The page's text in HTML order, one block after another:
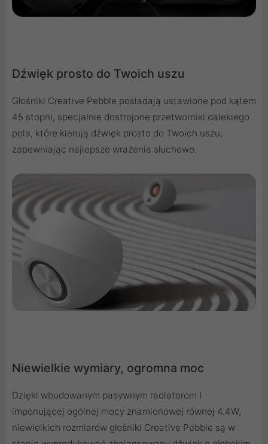
Dźwięk prosto do Twoich uszu
Głośniki Creative Pebble posiadają ustawione pod kątem
45 stopni, specjalnie dostrojone przetworniki dalekiego
pola, które kierują dźwięk prosto do Twoich uszu,
zapewniając najlepsze wrażenia słuchowe.
Niewielkie wymiary, ogromna moc
Dzięki wbudowanym pasywnym radiatorom I
imponującej ogólnej mocy znamionowej równej 4.4W,
niewielkich rozmiarów głośniki Creative Pebble są w